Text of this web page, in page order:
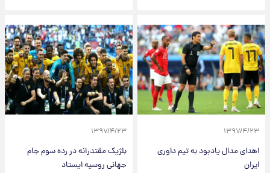
۱۳۹۷/۴/۲۳
اهدای مدال یادبود به تیم داوری
ایران
۱۳۹۷/۴/۲۳
بلژیک مقتدرانه در رده سوم جام
جهانی روسیه ایستاد